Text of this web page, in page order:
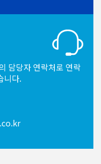
담당자 연락처로 연락
니다.